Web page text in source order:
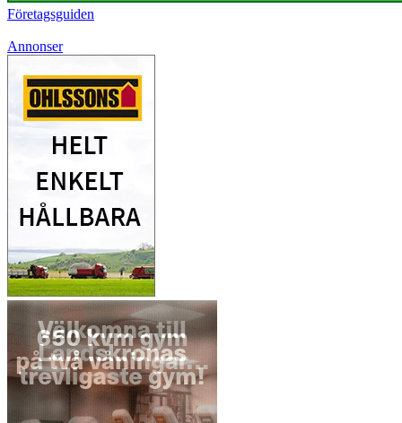
Företagsguiden
Annonser